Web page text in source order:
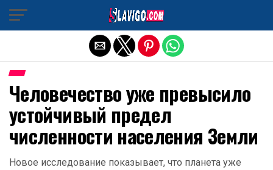
Человечество уже превысило
устойчивый предел
численности населения Земли
Новое исследование показывает, что планета уже
Exit mobile version